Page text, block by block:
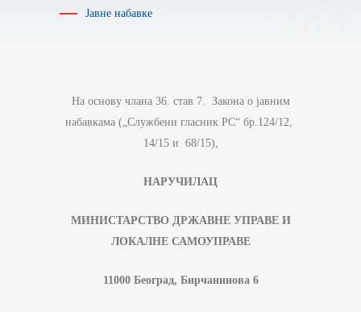
Јавне набавке
На основу члана 36. став 7. Закона о јавним
набавкама („Службени гласник РС“ бр.124/12,
14/15 и 68/15),
НАРУЧИЛАЦ
МИНИСТАРСТВО ДРЖАВНЕ УПРАВЕ И
ЛОКАЛНЕ САМОУПРАВЕ
11000 Београд, Бирчанинова 6